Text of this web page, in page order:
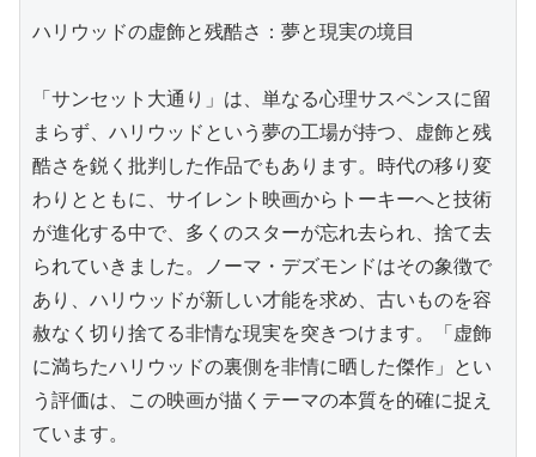
ハリウッドの虚飾と残酷さ：夢と現実の境目
「サンセット大通り」は、単なる心理サスペンスに留
まらず、ハリウッドという夢の工場が持つ、虚飾と残
酷さを鋭く批判した作品でもあります。時代の移り変
わりとともに、サイレント映画からトーキーへと技術
が進化する中で、多くのスターが忘れ去られ、捨て去
られていきました。ノーマ・デズモンドはその象徴で
あり、ハリウッドが新しい才能を求め、古いものを容
赦なく切り捨てる非情な現実を突きつけます。「虚飾
に満ちたハリウッドの裏側を非情に晒した傑作」とい
う評価は、この映画が描くテーマの本質を的確に捉え
ています。